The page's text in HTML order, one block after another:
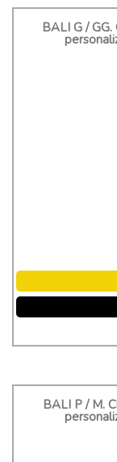
BALI G /
BALI P / M.